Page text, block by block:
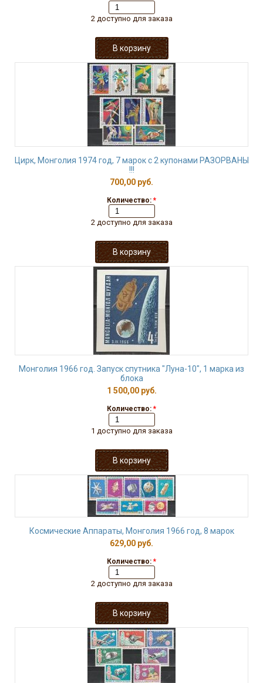
2 доступно для заказа
Цирк, Монголия 1974 год, 7 марок с 2 купонами РАЗОРВАНЫ
!!!
700,00 руб.
Количество: *
2 доступно для заказа
Монголия 1966 год. Запуск спутника "Луна-10", 1 марка из
блока
1 500,00 руб.
Количество: *
1 доступно для заказа
Космические Аппараты, Монголия 1966 год, 8 марок
629,00 руб.
Количество: *
2 доступно для заказа